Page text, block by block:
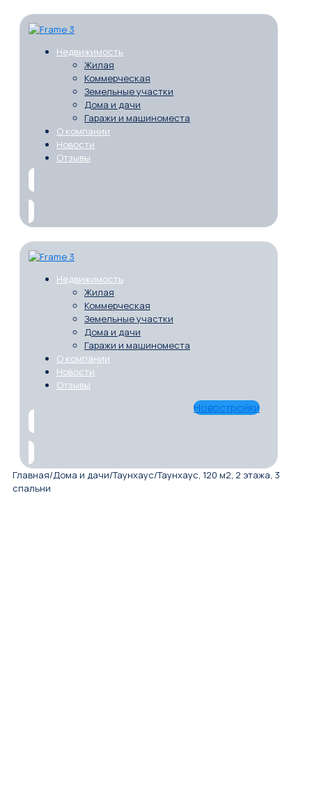
Недвижимость
Жилая
Коммерческая
Земельные участки
Дома и дачи
Гаражи и машиноместа
О компании
Новости
Отзывы
Недвижимость
Жилая
Коммерческая
Земельные участки
Дома и дачи
Гаражи и машиноместа
О компании
Новости
Отзывы
Новостройки
Главная/Дома и дачи/Таунхаус/Таунхаус, 120 м2, 2 этажа, 3
спальни